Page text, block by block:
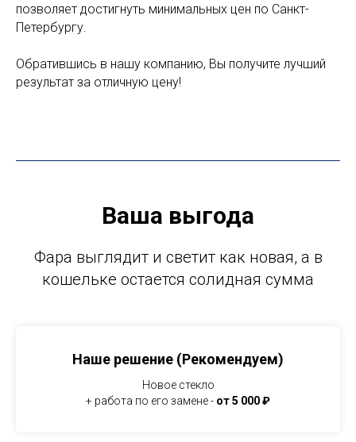
позволяет достигнуть минимальных цен по Санкт-
Петербургу.
Обратившись в нашу компанию, Вы получите лучший
результат за отличную цену!
Ваша выгода
Фара выглядит и светит как новая, а в
кошельке остается солидная сумма
Наше решение (Рекомендуем)
Новое стекло
+ работа по его замене - от 5 000 ₽